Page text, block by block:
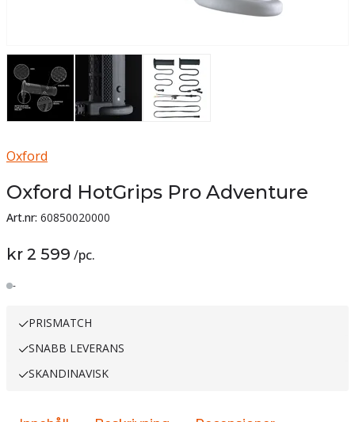
Oxford
Oxford HotGrips Pro Adventure
Art.nr: 60850020000
kr 2 599 /pc.
Lager
-
PRISMATCH
SNABB LEVERANS
SKANDINAVISK